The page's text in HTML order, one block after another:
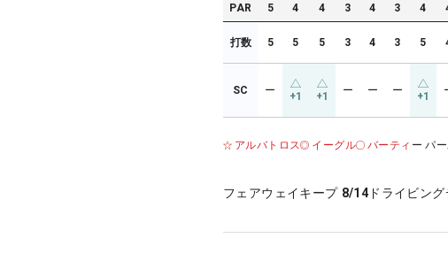
PAR 5 4 4 3 4 3 4
打数 5 5 5 3 4 3 5
SC ー +1 +1 ー ー ー +1
アルバトロス イーグル バーティ ー パー
フェアウェイキープ 8/14 ドライビン